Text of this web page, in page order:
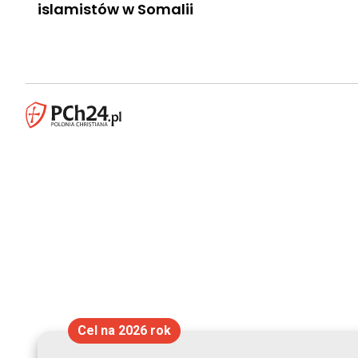
islamistów w Somalii
Cel na 2026 rok